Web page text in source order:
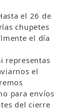
el 26 de
chupetes
el día
representas
el
para envíos
del cierre